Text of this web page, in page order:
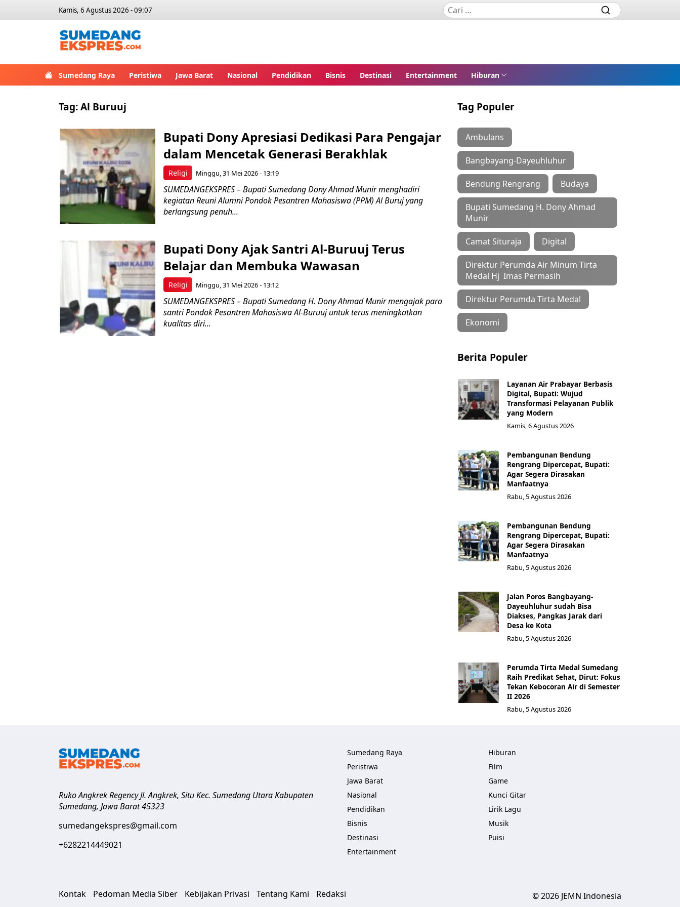
Kamis, 6 Agustus 2026 - 09:07
Sumedang Raya Peristiwa Jawa Barat Nasional Pendidikan Bisnis Destinasi Entertainment Hiburan
Tag:Al Buruuj
Religi
Bupati Dony Apresiasi Dedikasi Para Pengajar
dalam Mencetak Generasi Berakhlak
Minggu, 31 Mei 2026 - 13:19
SUMEDANGEKSPRES – Bupati Sumedang Dony Ahmad Munir menghadiri
kegiatan Reuni Alumni Pondok Pesantren Mahasiswa (PPM) Al Buruj yang
berlangsung penuh...
Religi
Bupati Dony Ajak Santri Al-Buruuj Terus
Belajar dan Membuka Wawasan
Minggu, 31 Mei 2026 - 13:12
SUMEDANGEKSPRES – Bupati Sumedang H. Dony Ahmad Munir mengajak para
santri Pondok Pesantren Mahasiswa Al-Buruuj untuk terus meningkatkan
kualitas diri...
Tag Populer
Ambulans
Bangbayang-Dayeuhluhur
Bendung Rengrang Budaya
Bupati Sumedang H. Dony Ahmad
Munir
Camat Situraja Digital
Direktur Perumda Air Minum Tirta
Medal Hj Imas Permasih
Direktur Perumda Tirta Medal
Ekonomi
Berita Populer
Layanan Air Prabayar Berbasis
Digital, Bupati: Wujud
Transformasi Pelayanan Publik
yang Modern
Kamis, 6 Agustus 2026
Pembangunan Bendung
Rengrang Dipercepat, Bupati:
Agar Segera Dirasakan
Manfaatnya
Rabu, 5 Agustus 2026
Pembangunan Bendung
Rengrang Dipercepat, Bupati:
Agar Segera Dirasakan
Manfaatnya
Rabu, 5 Agustus 2026
Jalan Poros Bangbayang-
Dayeuhluhur sudah Bisa
Diakses, Pangkas Jarak dari
Desa ke Kota
Rabu, 5 Agustus 2026
Perumda Tirta Medal Sumedang
Raih Predikat Sehat, Dirut: Fokus
Tekan Kebocoran Air di Semester
II 2026
Rabu, 5 Agustus 2026
Ruko Angkrek Regency Jl. Angkrek, Situ Kec. Sumedang UtaraKabupaten
Sumedang, Jawa Barat45323
sumedangekspres@gmail.com
+6282214449021
Sumedang Raya
Peristiwa
Jawa Barat
Nasional
Pendidikan
Bisnis
Destinasi
Entertainment
Hiburan
Film
Game
Kunci Gitar
Lirik Lagu
Musik
Puisi
Kontak Pedoman Media Siber Kebijakan Privasi Tentang Kami Redaksi © 2026 JEMN Indonesia